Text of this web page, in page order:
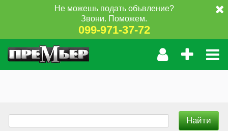
Не можешь подать объвление?
Звони. Поможем.
099-971-37-72